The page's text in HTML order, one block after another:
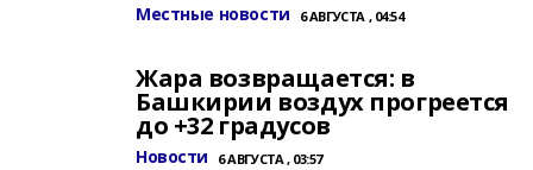
Местные новости 6 АВГУСТА , 04:54
Жара возвращается: в
Башкирии воздух прогреется
до +32 градусов
Новости 6 АВГУСТА , 03:57